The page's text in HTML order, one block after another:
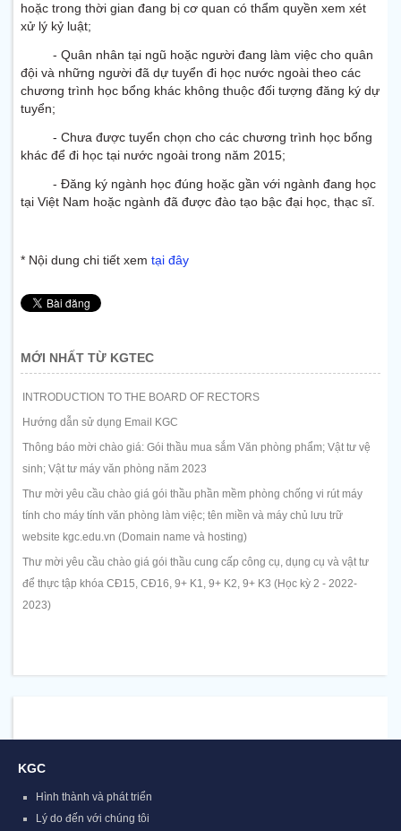
hoặc trong thời gian đang bị cơ quan có thẩm quyền xem xét
xử lý kỷ luật;
- Quân nhân tại ngũ hoặc người đang làm việc cho quân
đội và những người đã dự tuyển đi học nước ngoài theo các
chương trình học bổng khác không thuộc đối tượng đăng ký dự
tuyển;
- Chưa được tuyển chọn cho các chương trình học bổng
khác để đi học tại nước ngoài trong năm 2015;
- Đăng ký ngành học đúng hoặc gần với ngành đang học
tại Việt Nam hoặc ngành đã được đào tạo bậc đại học, thạc sĩ.
* Nội dung chi tiết xem tại đây
MỚI NHẤT TỪ KGTEC
INTRODUCTION TO THE BOARD OF RECTORS
Hướng dẫn sử dụng Email KGC
Thông báo mời chào giá: Gói thầu mua sắm Văn phòng phẩm; Vật tư vệ
sinh; Vật tư máy văn phòng năm 2023
Thư mời yêu cầu chào giá gói thầu phần mềm phòng chống vi rút máy
tính cho máy tính văn phòng làm việc; tên miền và máy chủ lưu trữ
website kgc.edu.vn (Domain name và hosting)
Thư mời yêu cầu chào giá gói thầu cung cấp công cụ, dụng cụ và vật tư
để thực tập khóa CĐ15, CĐ16, 9+ K1, 9+ K2, 9+ K3 (Học kỳ 2 - 2022-
2023)
KGC
Hình thành và phát triển
Lý do đến với chúng tôi